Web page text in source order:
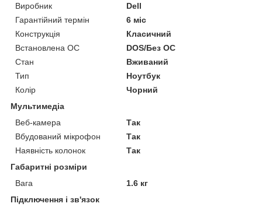
Виробник
Dell
Гарантійний термін
6 міс
Конструкція
Класичний
Встановлена ОС
DOS/Без ОС
Стан
Вживаний
Тип
Ноутбук
Колір
Чорний
Мультимедіа
Веб-камера
Так
Вбудований мікрофон
Так
Наявність колонок
Так
Габаритні розміри
Вага
1.6 кг
Підключення і зв'язок